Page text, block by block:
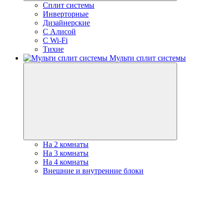
Сплит системы
Инверторные
Дизайнерские
С Алисой
C Wi-Fi
Тихие
Мульти сплит системы
На 2 комнаты
На 3 комнаты
На 4 комнаты
Внешние и внутренние блоки